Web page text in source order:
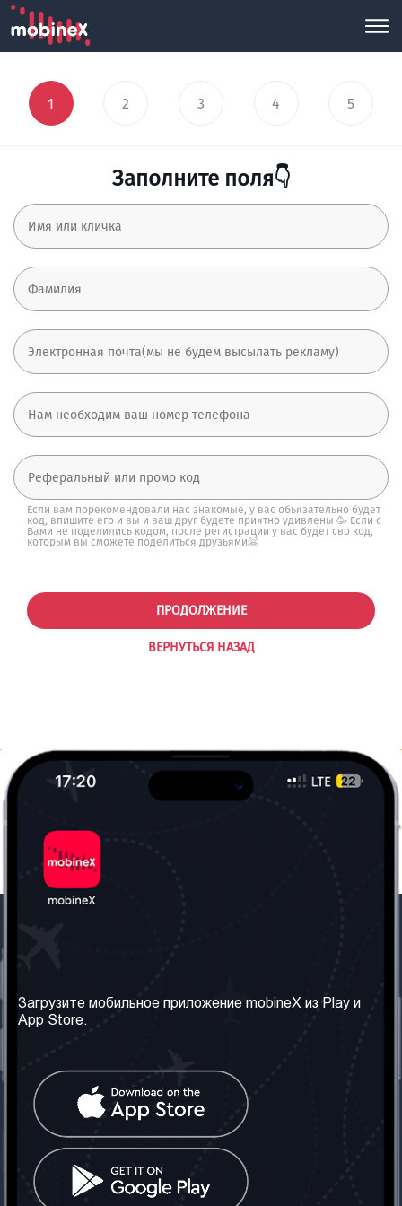
1 2 3 4 5
Заполните поля👇
Если вам порекомендовали нас знакомые, у вас обьязательно будет
код, впишите его и вы и ваш друг будете приятно удивлены 🥳 Если с
Вами не поделились кодом, после регистрации у вас будет сво код,
которым вы сможете поделиться друзьями🤗
ВЕРНУТЬСЯ НАЗАД
ПРОДОЛЖЕНИЕ
Наши сервисы
Правила и Условия
Часто задаваемые
вопросы
Контакт
Грузия: Тбилиси
Телефон: +442030340050
Социальные сети
Загрузите мобильное приложение mobineX из Play и
App Store.